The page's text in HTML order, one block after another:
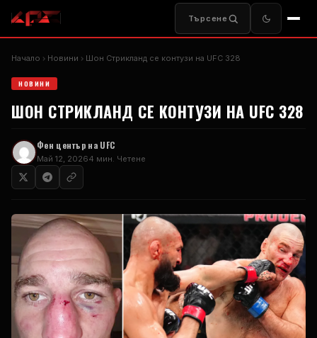
Търсене
Начало Новини Шон Стрикланд се контузи на UFC 328
НОВИНИ
ШОН СТРИКЛАНД СЕ КОНТУЗИ НА UFC 328
Фен център на UFC
Май 12, 20264 мин. Четене